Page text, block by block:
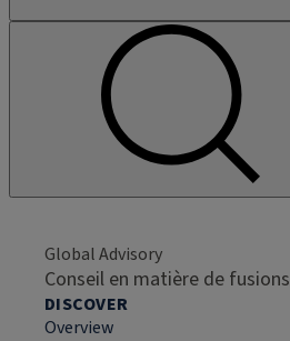
Global Advisory
Conseil en matière de
DISCOVER
Overview